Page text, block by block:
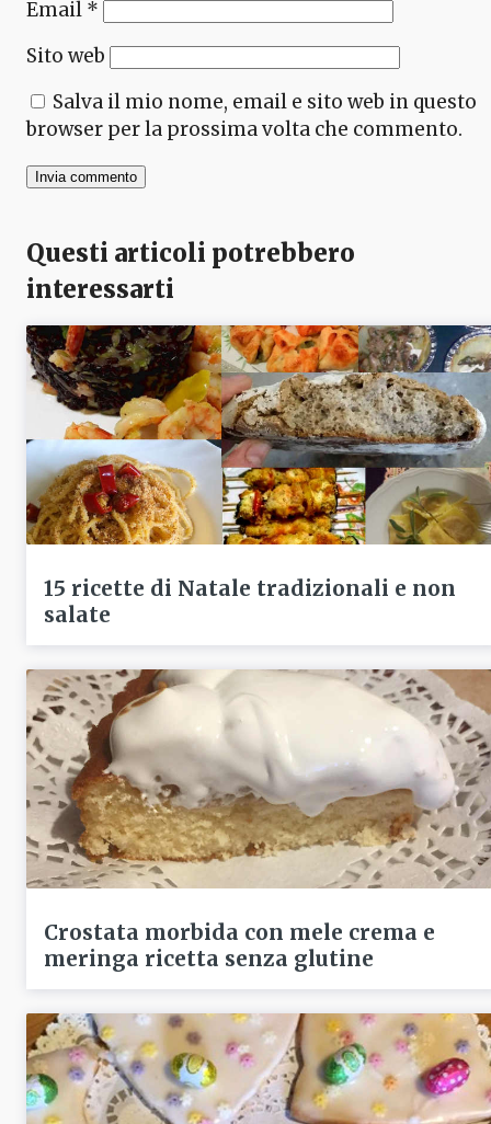
Email *
Sito web
Salva il mio nome, email e sito web in questo
browser per la prossima volta che commento.
Questi articoli potrebbero
interessarti
15 ricette di Natale tradizionali e non
salate
Crostata morbida con mele crema e
meringa ricetta senza glutine